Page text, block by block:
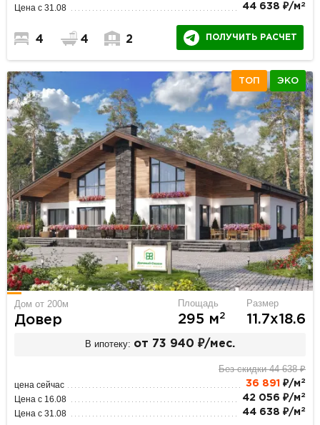
Цена с 31.08 44 638 ₽/м 2
4 4 2 ПОЛУЧИТЬ РАСЧЕТ
ТОП ЭКО
Дом от 200м
Довер
Площадь
295 м2
Размер
11.7х18.6
В ипотеку: от 73 940 ₽/мес.
Без скидки 44 638 ₽
цена сейчас 36 891 ₽/м 2
Цена с 16.08 42 056 ₽/м 2
Цена с 31.08 44 638 ₽/м 2